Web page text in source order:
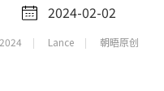
2024-02-02
2024 Lance 朝晤原创